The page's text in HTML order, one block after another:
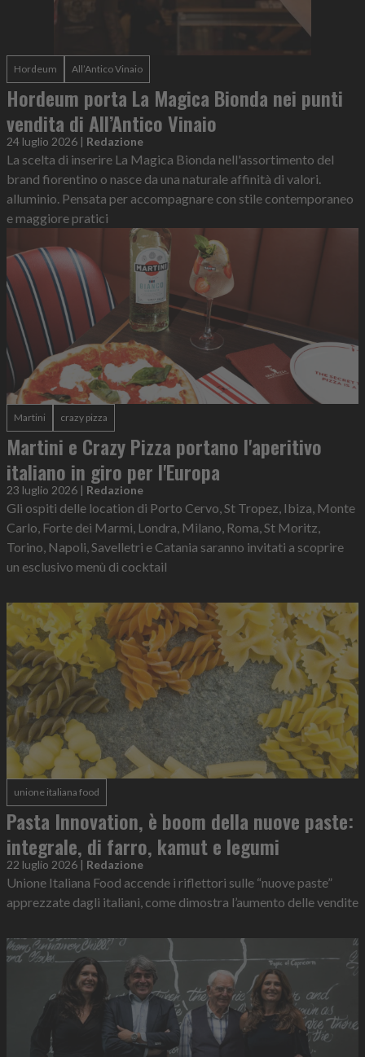
Hordeum All’Antico Vinaio
Hordeum porta La Magica Bionda nei punti
vendita di All’Antico Vinaio
24 luglio 2026 | Redazione
La scelta di inserire La Magica Bionda nell'assortimento del
brand fiorentino o nasce da una naturale affinità di valori.
alluminio. Pensata per accompagnare con stile contemporaneo
e maggiore pratici
Martini crazy pizza
Martini e Crazy Pizza portano l'aperitivo
italiano in giro per l'Europa
23 luglio 2026 | Redazione
Gli ospiti delle location di Porto Cervo, St Tropez, Ibiza, Monte
Carlo, Forte dei Marmi, Londra, Milano, Roma, St Moritz,
Torino, Napoli, Savelletri e Catania saranno invitati a scoprire
un esclusivo menù di cocktail
unione italiana food
Pasta Innovation, è boom della nuove paste:
integrale, di farro, kamut e legumi
22 luglio 2026 | Redazione
Unione Italiana Food accende i riflettori sulle “nuove paste”
apprezzate dagli italiani, come dimostra l’aumento delle vendite